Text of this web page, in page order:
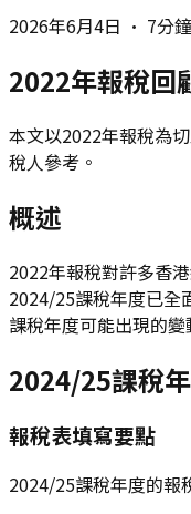
2026年6月4日 • 7分
2022年報稅回
本文以2022年報稅為
稅人參考。
概述
2022年報稅對許多香
2024/25課稅年度已全
課稅年度可能出現的
2024/25課稅
報稅表填寫要點
2024/25課稅年度的報